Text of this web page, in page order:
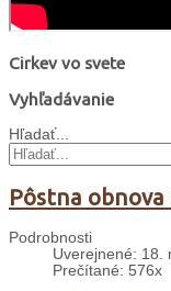
Cirkev vo svete
Vyhľadávanie
Hľadať...
Pôstna
Podrobnosti
Uverejnené: 18.
Prečítané: 576x